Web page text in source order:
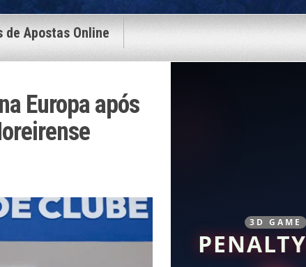
de Apostas Online
Europa após
3D GAME
PENALTY